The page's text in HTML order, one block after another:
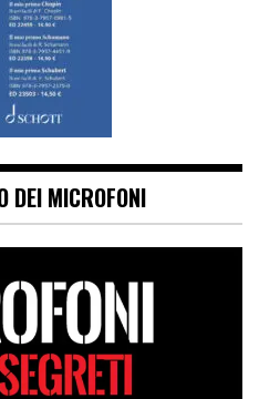
DEI MICROFONI